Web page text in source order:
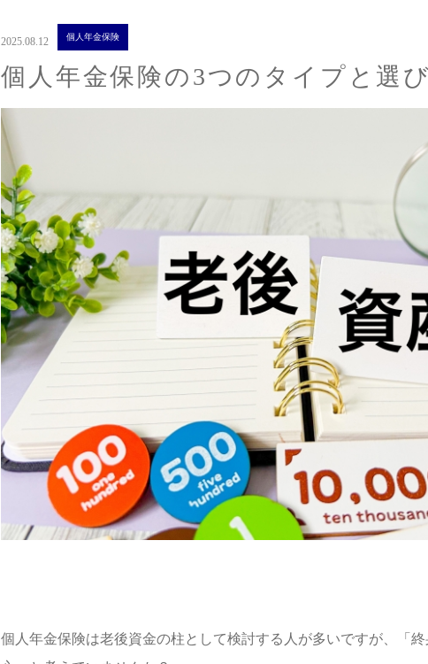
2025.08.12 個人年金保険
個人年金保険の3つのタイプと選
個人年金保険は老後資金の柱として検討する人が多いですが、「